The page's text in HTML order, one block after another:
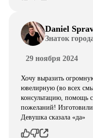
Daniel
Знаток
29 ноября 2024
Хочу выразить
ювелирную (во всех
консультацию, помощь
пожеланий! Изготовили
Девушка сказала «да»